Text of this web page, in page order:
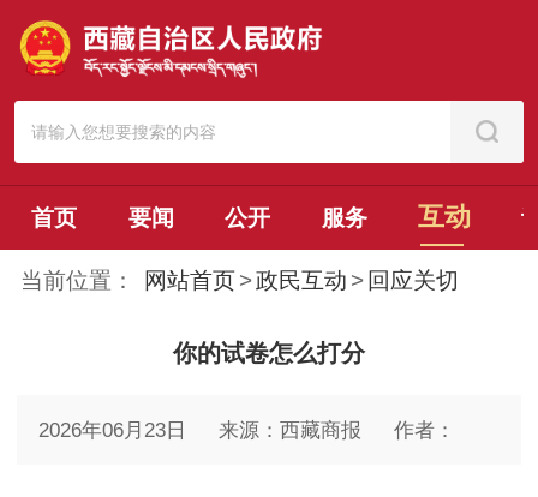
首页 要闻 公开 服务 互动
当前位置： 网站首页 >政民互动 > 回应关切
你的试卷怎么打分
2026年06月23日 来源：西藏商报 作者：